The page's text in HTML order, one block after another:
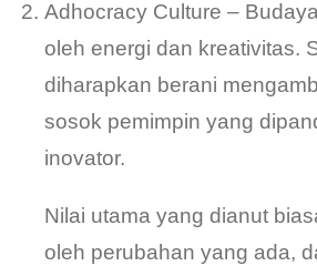
Adhocracy Culture –
oleh energi dan kreativitas.
diharapkan berani
sosok pemimpin yang
inovator.
Nilai utama yang dianut
oleh perubahan yang ada,